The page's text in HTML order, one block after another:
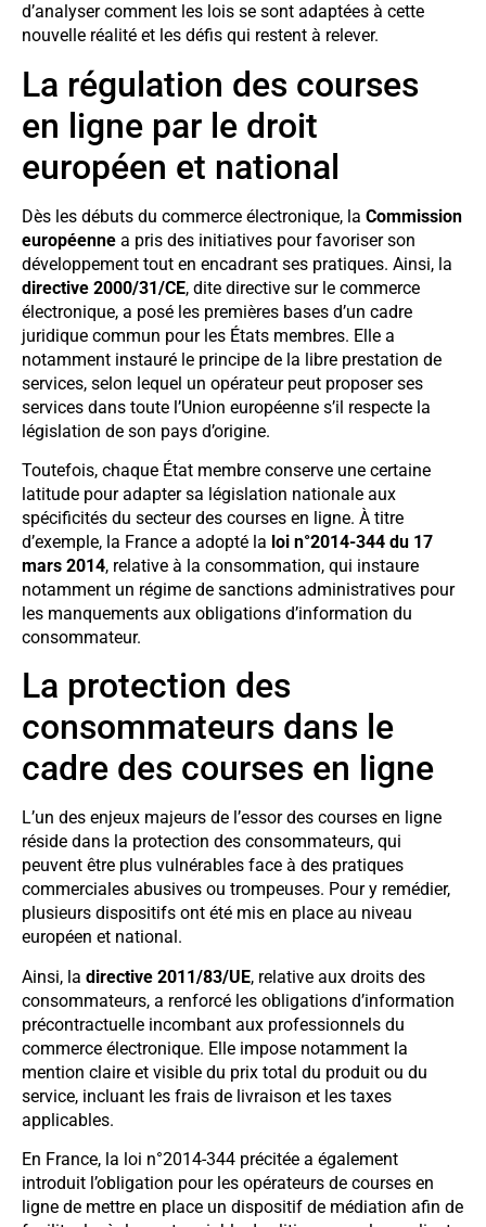
d’analyser comment les lois se sont adaptées à cette
nouvelle réalité et les défis qui restent à relever.
La régulation des courses
en ligne par le droit
européen et national
Dès les débuts du commerce électronique, la Commission
européenne a pris des initiatives pour favoriser son
développement tout en encadrant ses pratiques. Ainsi, la
directive 2000/31/CE, dite directive sur le commerce
électronique, a posé les premières bases d’un cadre
juridique commun pour les États membres. Elle a
notamment instauré le principe de la libre prestation de
services, selon lequel un opérateur peut proposer ses
services dans toute l’Union européenne s’il respecte la
législation de son pays d’origine.
Toutefois, chaque État membre conserve une certaine
latitude pour adapter sa législation nationale aux
spécificités du secteur des courses en ligne. À titre
d’exemple, la France a adopté la loi n°2014-344 du 17
mars 2014, relative à la consommation, qui instaure
notamment un régime de sanctions administratives pour
les manquements aux obligations d’information du
consommateur.
La protection des
consommateurs dans le
cadre des courses en ligne
L’un des enjeux majeurs de l’essor des courses en ligne
réside dans la protection des consommateurs, qui
peuvent être plus vulnérables face à des pratiques
commerciales abusives ou trompeuses. Pour y remédier,
plusieurs dispositifs ont été mis en place au niveau
européen et national.
Ainsi, la directive 2011/83/UE, relative aux droits des
consommateurs, a renforcé les obligations d’information
précontractuelle incombant aux professionnels du
commerce électronique. Elle impose notamment la
mention claire et visible du prix total du produit ou du
service, incluant les frais de livraison et les taxes
applicables.
En France, la loi n°2014-344 précitée a également
introduit l’obligation pour les opérateurs de courses en
ligne de mettre en place un dispositif de médiation afin de